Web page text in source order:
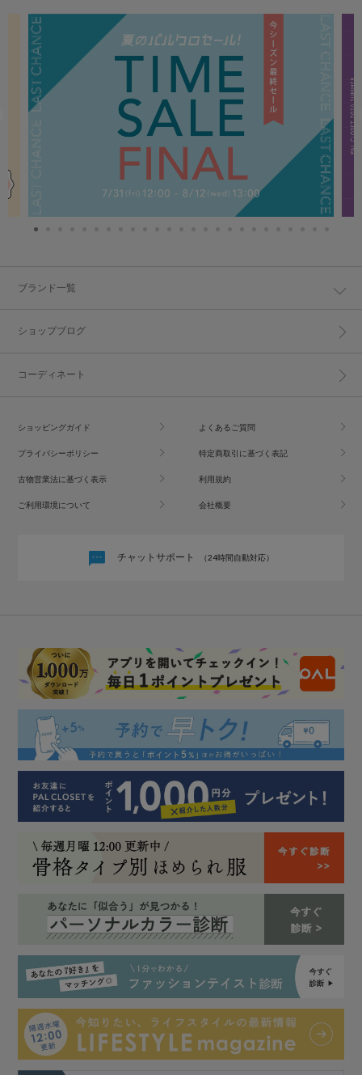
ブランド一覧
ショップブログ
コーディネート
ショッピングガイド よくあるご質問
プライバシーポリシー 特定商取引に基づく表記
古物営業法に基づく表示 利用規約
ご利用環境について 会社概要
チャットサポート （24時間自動対応）